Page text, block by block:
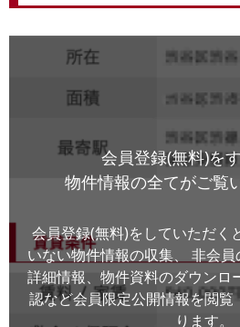
会員登録(無料)を
物件情報の全てがご覧
会員登録(無料)をしていただく
いない物件情報の収集、
非会員
詳細情報、物件資料のダウンロ
認など会員限定公開情報を閲覧
ります。